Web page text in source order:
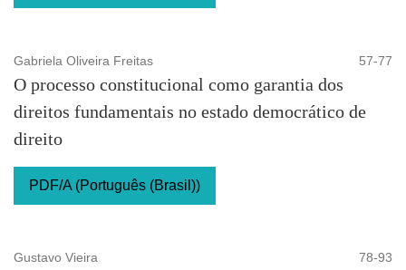
Gabriela Oliveira Freitas 57-77
O processo constitucional como garantia dos
direitos fundamentais no estado democrático de
direito
PDF/A (Português (Brasil))
Gustavo Vieira 78-93